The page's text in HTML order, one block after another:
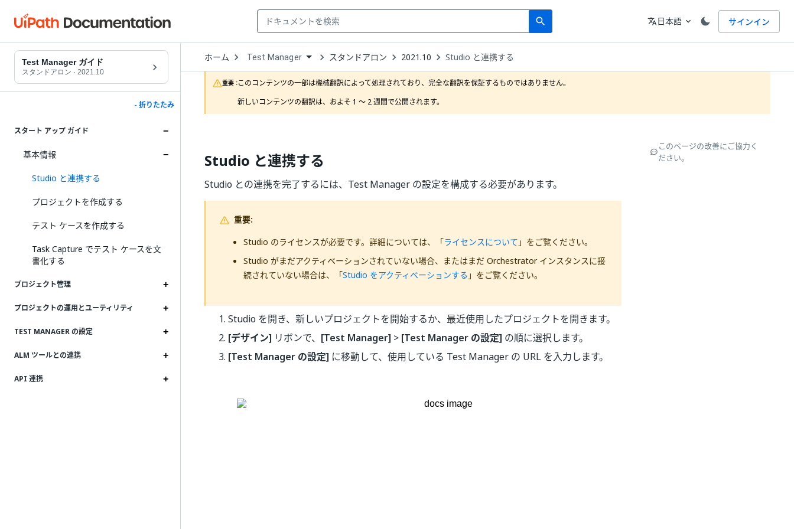
search
Search 言語
translate日本語 expand_more サインイン
Test Manager ガイド
スタンドアロン · 2021.10
- 折りたたみ
スタート アップ ガイド
基本情報
Studio と連携する
プロジェクトを作成する
テスト ケースを作成する
Task Capture でテスト ケースを文
書化する
プロジェクト管理
プロジェクトの運用とユーティリティ
TEST MANAGER の設定
ALM ツールとの連携
API 連携
ホーム Open
Dropdown
to
choose
product
Test Manager スタンドアロン 2021.10 Studio と連携する
重要 :このコンテンツの一部は機械翻訳によって処理されており、完全な翻訳を保証するものではありません。
新しいコンテンツの翻訳は、およそ 1 ～ 2 週間で公開されます。
Studio と連携する
Studio との連携を完了するには、 Test Manager の設定を構成する必要があります。
重要:
Studio のライセンスが必要です。詳細については、「ライセンスについて」をご覧ください。
Studio がまだアクティベーションされていない場合、またはまだ Orchestrator インスタンスに接
続されていない場合は、「Studio をアクティベーションする 」をご覧ください。
Studio を開き、新しいプロジェクトを開始するか、最近使用したプロジェクトを開きます。
[デザイン] リボンで、 [Test Manager] > [Test Manager の設定] の順に選択します。
[Test Manager の設定] に移動して、使用している Test Manager の URL を入力します。
このページの改善にご協力く
ださい。